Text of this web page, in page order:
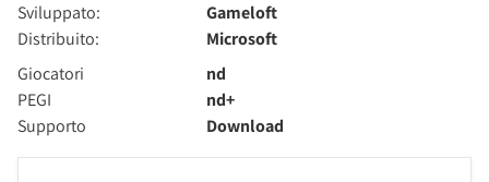
Sviluppato:
Gameloft
Distribuito:
Microsoft
Giocatori
nd
PEGI
nd+
Supporto
Download